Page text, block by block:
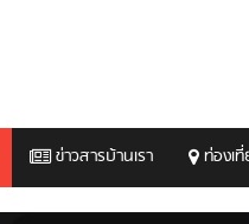
ข่าวสารบ้านเรา ท่องเ